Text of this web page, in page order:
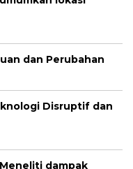
dan Perubahan
Disruptif dan
dampak